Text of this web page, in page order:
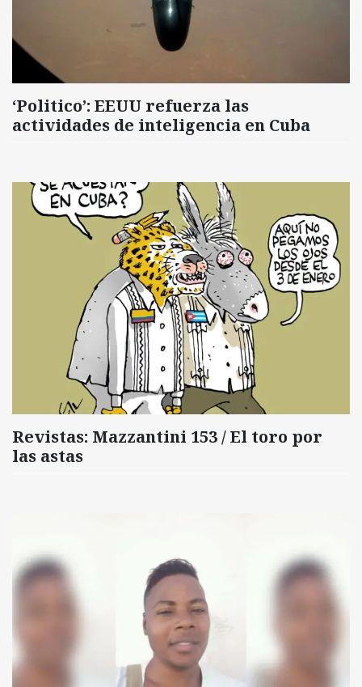
‘Politico’: EEUU refuerza las
actividades de inteligencia en Cuba
Revistas: Mazzantini 153 / El toro por
las astas